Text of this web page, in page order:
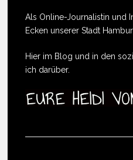
Als Online-Journalistin und
Ecken unserer Stadt
Hier im Blog und in den
ich darüber.